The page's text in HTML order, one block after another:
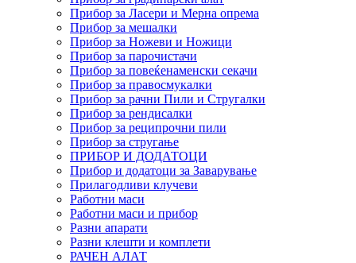
Прибор за Ласери и Мерна опрема
Прибор за мешалки
Прибор за Ножеви и Ножици
Прибор за парочистачи
Прибор за повеќенаменски секачи
Прибор за правосмукалки
Прибор за рачни Пили и Стругалки
Прибор за рендисалки
Прибор за реципрочни пили
Прибор за стругање
ПРИБОР И ДОДАТОЦИ
Прибор и додатоци за Заварување
Прилагодливи клучеви
Работни маси
Работни маси и прибор
Разни апарати
Разни клешти и комплети
РАЧЕН АЛАТ